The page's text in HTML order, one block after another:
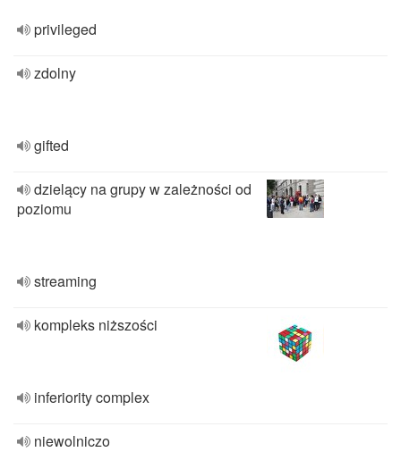
privileged
zdolny
gifted
dzielący na grupy w zależności od
poziomu
streaming
kompleks niższości
inferiority complex
niewolniczo